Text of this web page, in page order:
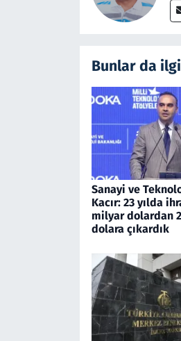
Bunlar da
Sanayi ve
Kacır: 23 yılda
milyar dolardan
dolara çıkardık